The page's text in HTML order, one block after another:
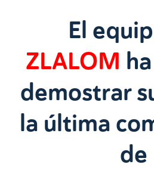
El
ZLALOM
demostrar
la última
de